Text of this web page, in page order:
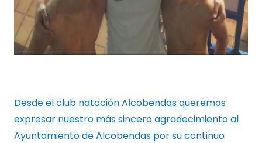
Desde el club natación Alcobendas queremos
expresar nuestro más sincero agradecimiento al
Ayuntamiento de Alcobendas por su continuo